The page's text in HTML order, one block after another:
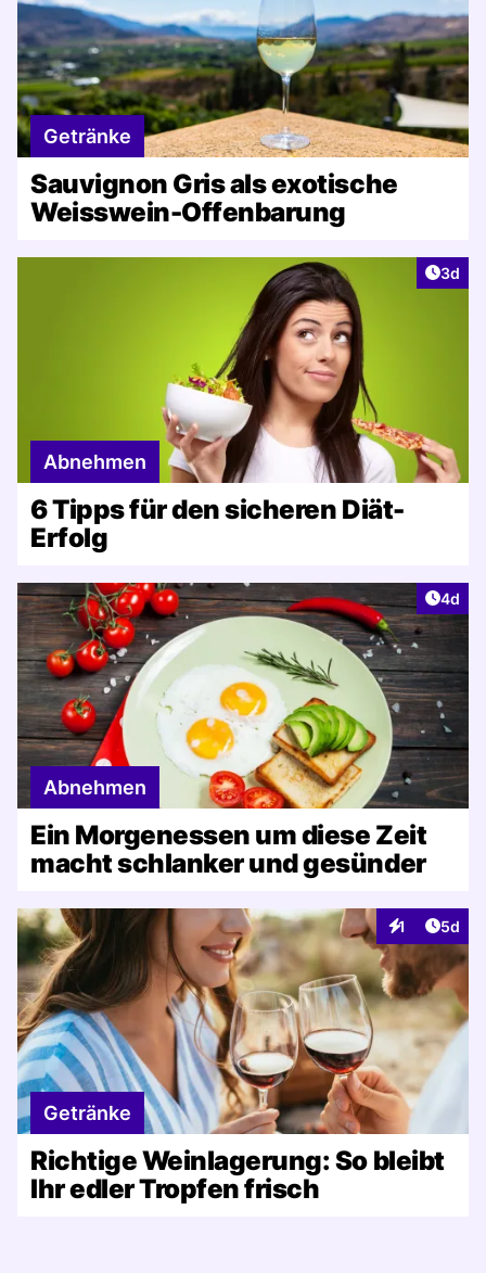
Getränke
Sauvignon Gris als exotische
Weisswein-Offenbarung
3d
Abnehmen
6 Tipps für den sicheren Diät-
Erfolg
4d
Abnehmen
Ein Morgenessen um diese Zeit
macht schlanker und gesünder
1
Interaktionen
5d
Getränke
Richtige Weinlagerung: So bleibt
Ihr edler Tropfen frisch